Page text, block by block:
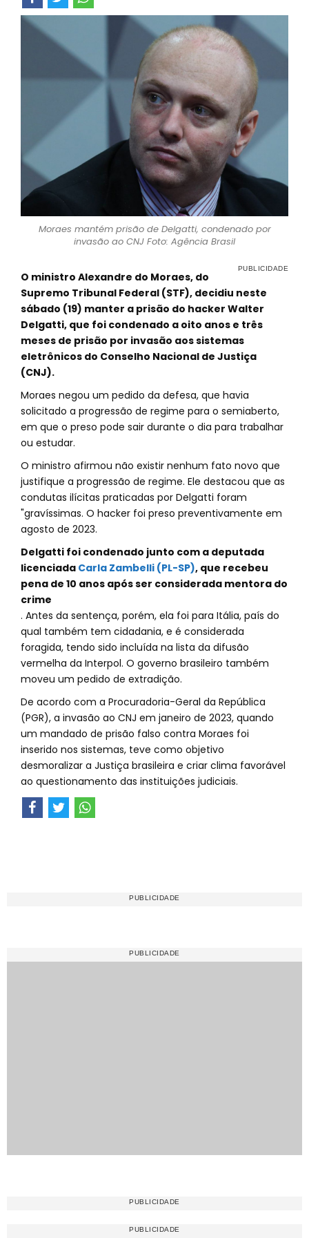
Moraes mantém prisão de Delgatti, condenado por
invasão ao CNJ Foto: Agência Brasil
O ministro Alexandre do Moraes, do
Supremo Tribunal Federal (STF), decidiu neste
sábado (19) manter a prisão do hacker Walter
Delgatti, que foi condenado a oito anos e três
meses de prisão por invasão aos sistemas
eletrônicos do Conselho Nacional de Justiça
(CNJ).
Moraes negou um pedido da defesa, que havia
solicitado a progressão de regime para o semiaberto,
em que o preso pode sair durante o dia para trabalhar
ou estudar.
O ministro afirmou não existir nenhum fato novo que
justifique a progressão de regime. Ele destacou que as
condutas ilícitas praticadas por Delgatti foram
"gravíssimas. O hacker foi preso preventivamente em
agosto de 2023.
Delgatti foi condenado junto com a deputada
licenciada Carla Zambelli (PL-SP), que recebeu
pena de 10 anos após ser considerada mentora do
crime
. Antes da sentença, porém, ela foi para Itália, país do
qual também tem cidadania, e é considerada
foragida, tendo sido incluída na lista da difusão
vermelha da Interpol. O governo brasileiro também
moveu um pedido de extradição.
De acordo com a Procuradoria-Geral da República
(PGR), a invasão ao CNJ em janeiro de 2023, quando
um mandado de prisão falso contra Moraes foi
inserido nos sistemas, teve como objetivo
desmoralizar a Justiça brasileira e criar clima favorável
ao questionamento das instituições judiciais.